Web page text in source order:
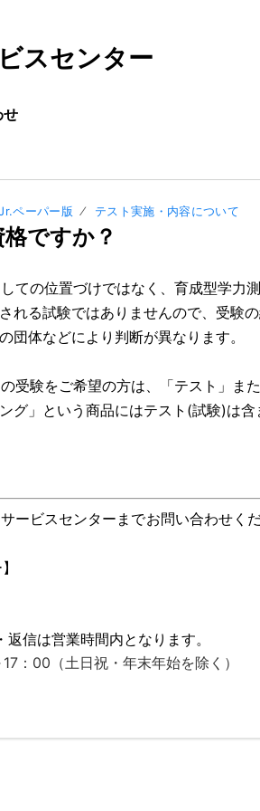
スセンター
せ
ペーパー版 テスト実施・内容について
ですか？
ての位置づけではなく、育成型学力
れる試験ではありませんので、受験
団体などにより判断が異なります。
受験をご希望の方は、「テスト」ま
グ」という商品にはテスト(試験)は含
ービスセンターまでお問い合わせくだ
信は営業時間内となります。
：00（土日祝・年末年始を除く）